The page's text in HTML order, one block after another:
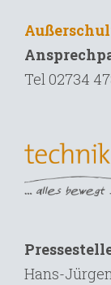
Tel 02734
Hans-